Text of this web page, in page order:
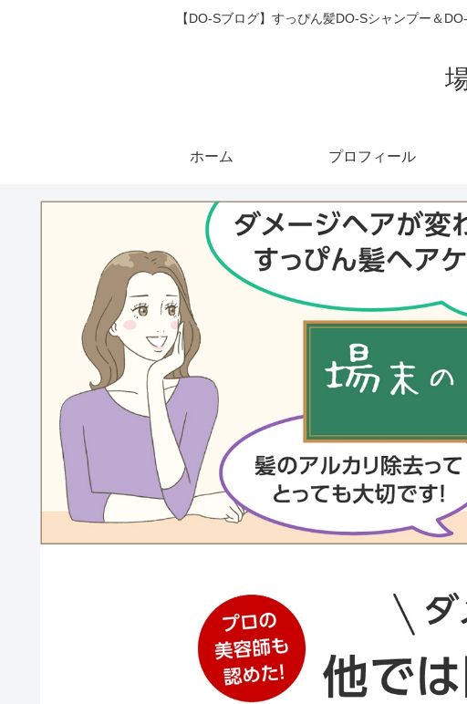
【DO-Sブログ】すっぴん髪DO-Sシャンプー＆
ホーム プロフィール